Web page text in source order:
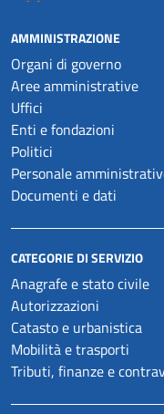
AMMINISTRAZIONE
Organi di governo
Aree amministrative
Uffici
Enti e fondazioni
Politici
Personale
Documenti e dati
CATEGORIE DI SERVIZIO
Anagrafe e stato civile
Autorizzazioni
Catasto e urbanistica
Mobilità e trasporti
Tributi, finanze e